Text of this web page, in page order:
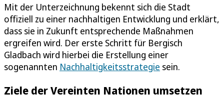
Mit der Unterzeichnung bekennt sich die Stadt
offiziell zu einer nachhaltigen Entwicklung und erklärt,
dass sie in Zukunft entsprechende Maßnahmen
ergreifen wird. Der erste Schritt für Bergisch
Gladbach wird hierbei die Erstellung einer
sogenannten Nachhaltigkeitsstrategie sein.
Ziele der Vereinten Nationen umsetzen